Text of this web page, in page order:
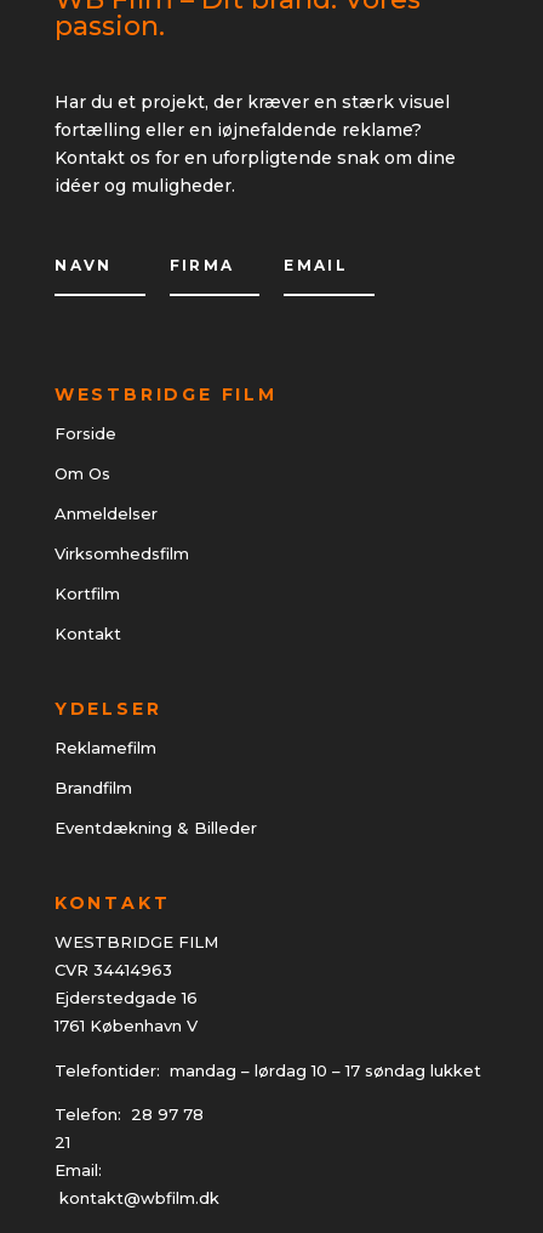
passion.
Har du et projekt, der kræver en stærk visuel
fortælling eller en iøjnefaldende reklame?
Kontakt os for en uforpligtende snak om dine
idéer og muligheder.
WESTBRIDGE FILM
Forside
Om Os
Anmeldelser
Virksomhedsfilm
Kortfilm
Kontakt
YDELSER
Reklamefilm
Brandfilm
Eventdækning & Billeder
KONTAKT
WESTBRIDGE FILM
CVR 34414963
Ejderstedgade 16
1761 København V
Telefontider: mandag – lørdag 10 – 17 søndag lukket
Telefon: 28 97 78
21
Email:
kontakt@wbfilm.dk